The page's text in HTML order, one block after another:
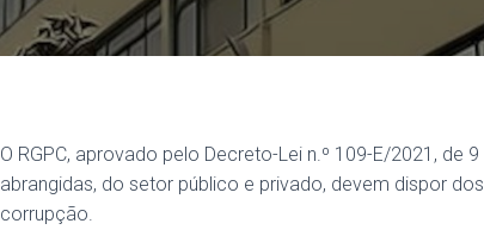
O RGPC, aprovado pelo Decreto-Lei n.º 109-E/2021, de
abrangidas, do setor público e privado, devem dispor
corrupção.